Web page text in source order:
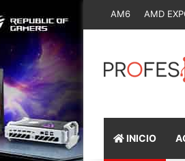
AM6 AMD
INICIO